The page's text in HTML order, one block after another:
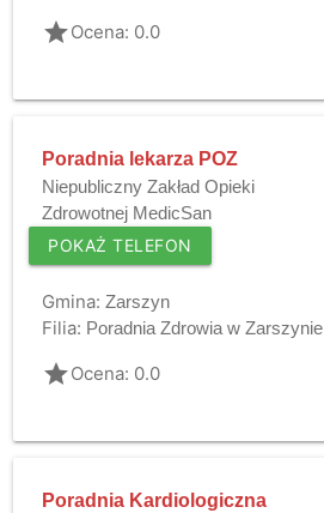
gradeOcena: 0.0
Poradnia lekarza POZ
Niepubliczny Zakład Opieki
Zdrowotnej MedicSan
POKAŻ TELEFON
Gmina: Zarszyn
Filia: Poradnia Zdrowia w Zarszynie
gradeOcena: 0.0
Poradnia Kardiologiczna